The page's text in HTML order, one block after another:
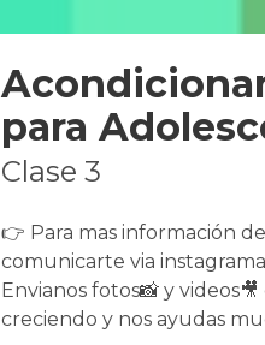
para
Clase 3
👉 Para mas información
comunicarte via
Envianos fotos📸 y
creciendo y nos ayudas